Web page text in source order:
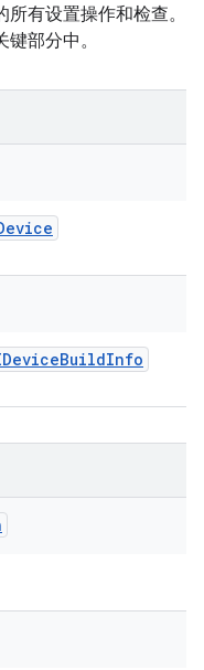
有设置操作和检查。
部分中。
BuildInfo